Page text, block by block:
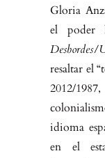
Gloria
el poder
Desbordes/
resaltar el
2012/
idioma
en el